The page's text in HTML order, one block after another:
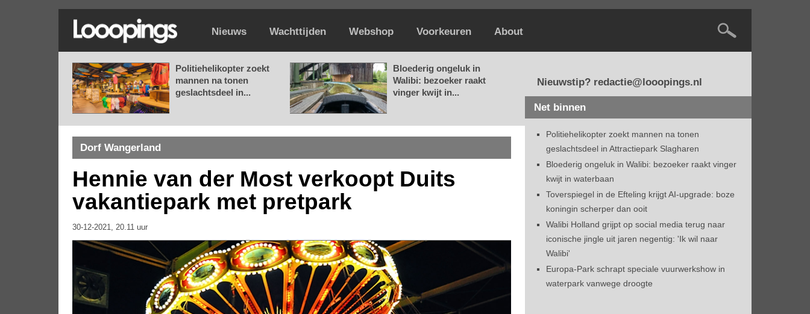
Nieuws Wachttijden Webshop Voorkeuren About
Politiehelikopter zoekt
mannen na tonen
geslachtsdeel in...
Bloederig ongeluk in
Walibi: bezoeker raakt
vinger kwijt in...
Dorf Wangerland
Hennie van der Most verkoopt Duits
vakantiepark met pretpark
30-12-2021, 20.11 uur
Nieuwstip? redactie@looopings.nl
Net binnen
Politiehelikopter zoekt mannen na tonen
geslachtsdeel in Attractiepark Slagharen
Bloederig ongeluk in Walibi: bezoeker raakt vinger
kwijt in waterbaan
Toverspiegel in de Efteling krijgt AI-upgrade: boze
koningin scherper dan ooit
Walibi Holland grijpt op social media terug naar
iconische jingle uit jaren negentig: 'Ik wil naar
Walibi'
Europa-Park schrapt speciale vuurwerkshow in
waterpark vanwege droogte